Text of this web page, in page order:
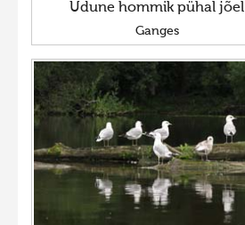
Udune hommik pühal jõel
Ganges